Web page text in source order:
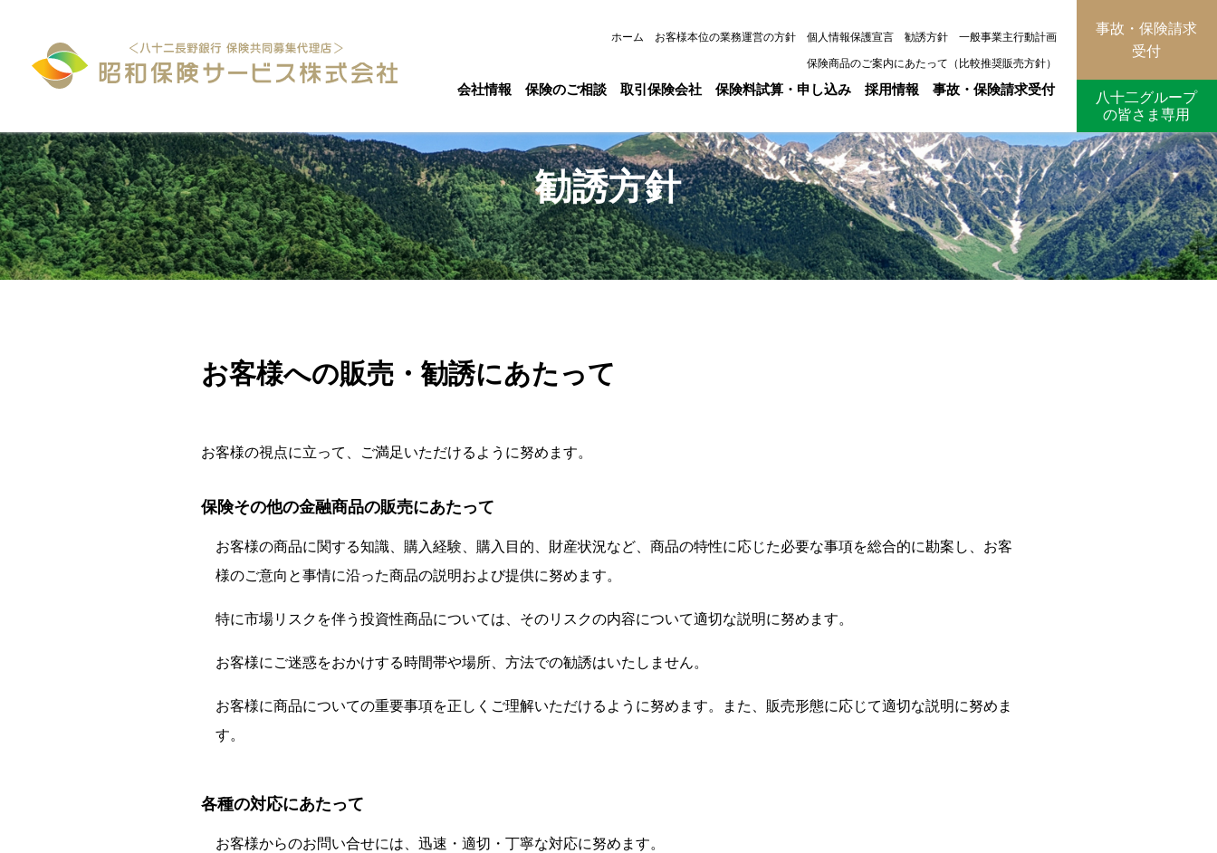
ホーム お客様本位の業務運営の方針 個人情報保護宣言 勧誘方針 一般事業主行動計画
保険商品のご案内にあたって（比較推奨販売方針）
会社情報 保険のご相談 取引保険会社 保険料試算・申し込み 採用情報 事故・保険請求受付
事故・保険請求
受付
八十二グループ
の皆さま専用
勧誘方針
お客様への販売・勧誘にあたって
お客様の視点に立って、ご満足いただけるように努めます。
保険その他の金融商品の販売にあたって
お客様の商品に関する知識、購入経験、購入目的、財産状況など、商品の特性に応じた必要な事項を総合的に勘案し、お客
様のご意向と事情に沿った商品の説明および提供に努めます。
特に市場リスクを伴う投資性商品については、そのリスクの内容について適切な説明に努めます。
お客様にご迷惑をおかけする時間帯や場所、方法での勧誘はいたしません。
お客様に商品についての重要事項を正しくご理解いただけるように努めます。また、販売形態に応じて適切な説明に努めま
す。
各種の対応にあたって
お客様からのお問い合せには、迅速・適切・丁寧な対応に努めます。